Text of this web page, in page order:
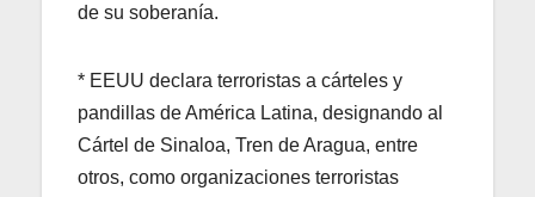
de su soberanía.
* EEUU declara terroristas a cárteles y
pandillas de América Latina, designando al
Cártel de Sinaloa, Tren de Aragua, entre
otros, como organizaciones terroristas